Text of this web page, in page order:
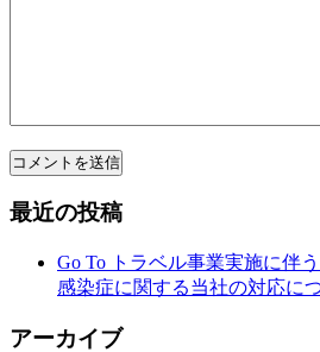
最近の投稿
Go To トラベル事業実施に伴
感染症に関する当社の対応に
アーカイブ